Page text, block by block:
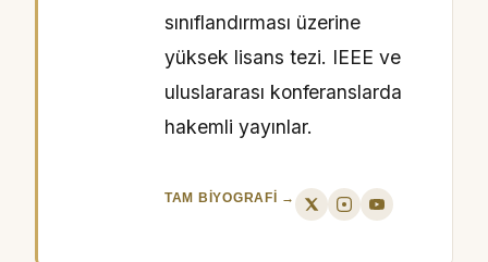
sınıflandırması üzerine
yüksek lisans tezi. IEEE ve
uluslararası konferanslarda
hakemli yayınlar.
TAM BIYOGRAFI →